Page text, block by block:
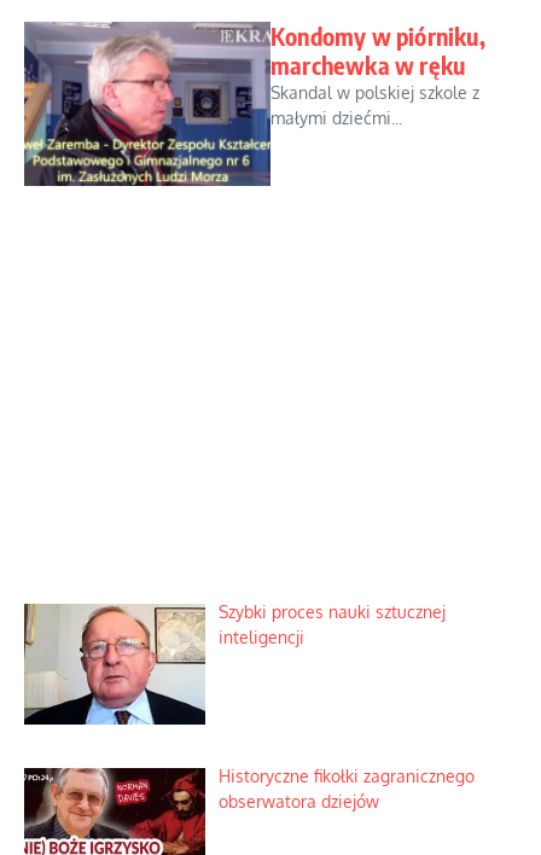
Kondomy w piórniku,
marchewka w ręku
Skandal w polskiej szkole z
małymi dziećmi...
Szybki proces nauki sztucznej
inteligencji
Historyczne fikołki zagranicznego
obserwatora dziejów